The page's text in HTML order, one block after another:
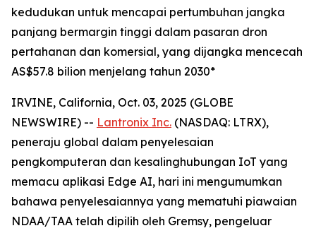
kedudukan untuk mencapai pertumbuhan jangka
panjang bermargin tinggi dalam pasaran dron
pertahanan dan komersial, yang dijangka mencecah
AS$57.8 bilion menjelang tahun 2030*
IRVINE, California, Oct. 03, 2025 (GLOBE
NEWSWIRE) -- Lantronix Inc. (NASDAQ: LTRX),
peneraju global dalam penyelesaian
pengkomputeran dan kesalinghubungan IoT yang
memacu aplikasi Edge AI, hari ini mengumumkan
bahawa penyelesaiannya yang mematuhi piawaian
NDAA/TAA telah dipilih oleh Gremsy, pengeluar